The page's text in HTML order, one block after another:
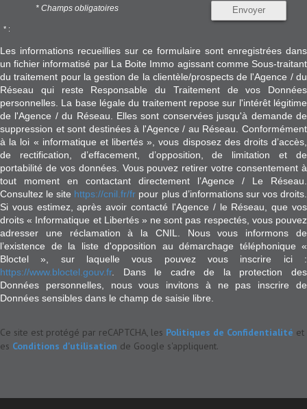
Envoyer
* Champs obligatoires
* :
Les informations recueillies sur ce formulaire sont enregistrées dans
un fichier informatisé par La Boite Immo agissant comme Sous-traitant
du traitement pour la gestion de la clientèle/prospects de l'Agence / du
Réseau qui reste Responsable du Traitement de vos Données
personnelles. La base légale du traitement repose sur l'intérêt légitime
de l'Agence / du Réseau. Elles sont conservées jusqu'à demande de
suppression et sont destinées à l'Agence / au Réseau. Conformément
à la loi « informatique et libertés », vous disposez des droits d’accès,
de rectification, d’effacement, d’opposition, de limitation et de
portabilité de vos données. Vous pouvez retirer votre consentement à
tout moment en contactant directement l’Agence / Le Réseau.
Consultez le site https://cnil.fr/fr pour plus d’informations sur vos droits.
Si vous estimez, après avoir contacté l'Agence / le Réseau, que vos
droits « Informatique et Libertés » ne sont pas respectés, vous pouvez
adresser une réclamation à la CNIL. Nous vous informons de
l’existence de la liste d'opposition au démarchage téléphonique «
Bloctel », sur laquelle vous pouvez vous inscrire ici :
https://www.bloctel.gouv.fr. Dans le cadre de la protection des
Données personnelles, nous vous invitons à ne pas inscrire de
Données sensibles dans le champ de saisie libre.
Ce site est protégé par reCAPTCHA, les Politiques de Confidentialité et
es Conditions d'utilisation de Google s'appliquent.